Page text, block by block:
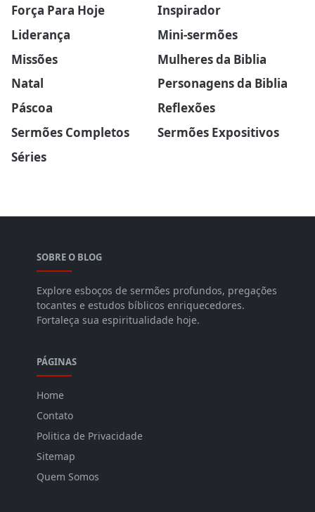
Força Para Hoje
Inspirador
Liderança
Mini-sermões
Missões
Mulheres da Biblia
Natal
Personagens da Biblia
Páscoa
Reflexões
Sermões Completos
Sermões Expositivos
Séries
SOBRE O BLOG
Explore esboços de sermões profundos, pregações
tocantes e estudos bíblicos enriquecedores.
Fortaleça sua espiritualidade hoje.
PÁGINAS
Home
Contato
Politica de Privacidade
Sitemap
Quem Somos